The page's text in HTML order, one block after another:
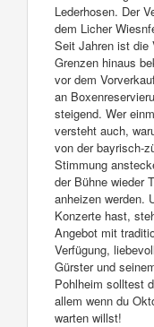
Lederhosen. Der
dem Licher
Seit Jahren ist die
Grenzen hinaus
vor dem
an
steigend. Wer
versteht auch,
von der bayrisch-
Stimmung
der Bühne wieder
anheizen werden.
Konzerte hast,
Angebot mit
Verfügung,
Gürster und
Pohlheim solltest
allem wenn du
warten willst!